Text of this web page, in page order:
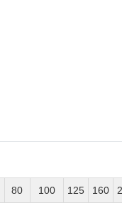
80 100 125 160